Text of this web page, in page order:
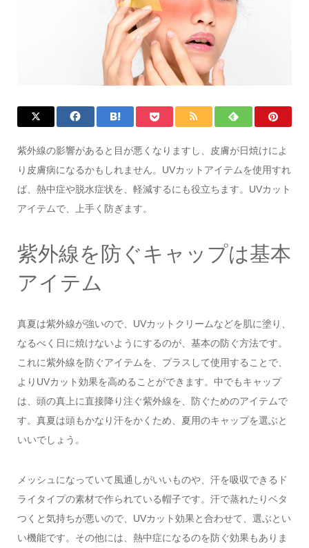
紫外線の影響があると目が悪くなりますし、皮膚が日焼けによ
り皮膚病になるかもしれません。UVカットアイテムを使用すれ
ば、熱中症や脱水症状を、軽減するにも役立ちます。UVカット
アイテムで、上手く防ぎます。
紫外線を防ぐキャップは基本
アイテム
真夏は紫外線が強いので、UVカットクリームなどを肌に塗り、
なるべく日に焼けないようにするのが、基本の防ぐ方法です。
これに紫外線を防ぐアイテムを、プラスして使用することで、
よりUVカット効果を高めることができます。中でもキャップ
は、頭の真上に直接降り注ぐ紫外線を、防ぐためのアイテムで
す。真夏は頭もかなり汗をかくため、夏用のキャップを選ぶと
いいでしょう。
メッシュになっていて風通しがいいものや、汗を吸収できるド
ライタイプの素材で作られている帽子です。汗で蒸れたりベタ
つくと気持ちが悪いので、UVカット効果と合わせて、選ぶとい
い機能です。その他には、熱中症になるのを防ぐ効果もありま